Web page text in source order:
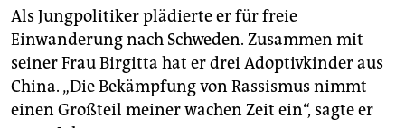
Als Jungpolitiker plädierte er für freie
Einwanderung nach Schweden. Zusammen mit
seiner Frau Birgitta hat er drei Adoptivkinder aus
China. „Die Bekämpfung von Rassismus nimmt
einen Großteil meiner wachen Zeit ein“, sagte er